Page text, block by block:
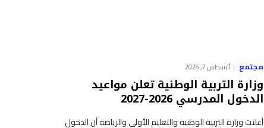
مجتمع أغسطس 7, 2026
وزارة التربية الوطنية تعلن مواعيد
الدخول المدرسي 2026-2027
أعلنت وزارة التربية الوطنية والتعليم الأولي والرياضة أن الدخول